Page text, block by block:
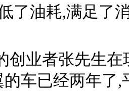
了油耗,满足了
创业者张先生
车已经两年了